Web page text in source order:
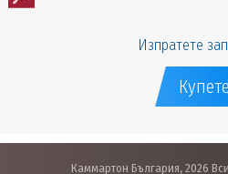
Изпратете
Купете
Каммартон България, 2026